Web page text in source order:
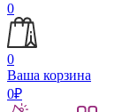
0
0
Ваша корзина
0₽